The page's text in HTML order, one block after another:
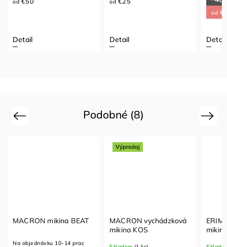
od
Detail Detail
od
Detail
Podobné (8)
Previous
MACRON mikina BEAT
Na objednávku 10-14 prac
Výpredaj
MACRON vychádzková
mikina KOS
Next